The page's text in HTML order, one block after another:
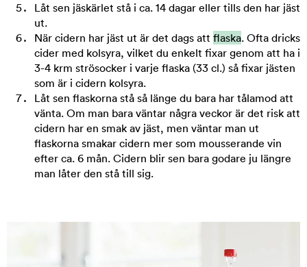
Låt sen jäskärlet stå i ca. 14 dagar eller tills den har jäst
ut.
När cidern har jäst ut är det dags att flaska. Ofta dricks
cider med kolsyra, vilket du enkelt fixar genom att ha i
3-4 krm strösocker i varje flaska (33 cl.) så fixar jästen
som är i cidern kolsyra.
Låt sen flaskorna stå så länge du bara har tålamod att
vänta. Om man bara väntar några veckor är det risk att
cidern har en smak av jäst, men väntar man ut
flaskorna smakar cidern mer som mousserande vin
efter ca. 6 mån. Cidern blir sen bara godare ju längre
man låter den stå till sig.